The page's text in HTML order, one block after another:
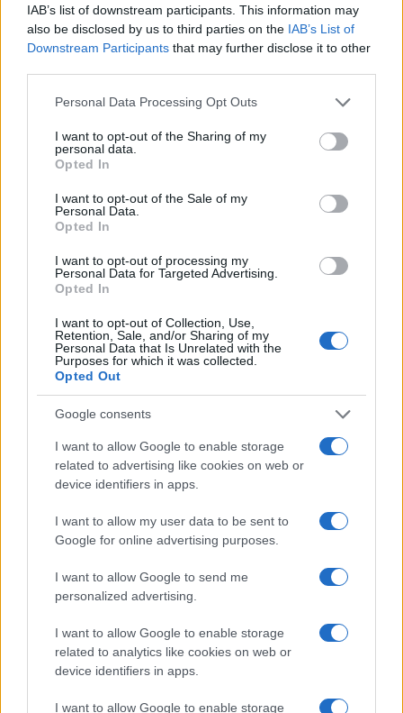
IAB’s list of downstream participants. This information may
also be disclosed by us to third parties on the IAB’s List of
Downstream Participants that may further disclose it to other
Please note that this website/app uses one or more Google
not limited to your visit or usage behaviour. You may click to
grant or deny consent to Google and its third-party tags to
use your data for below specified purposes in below Google
consent section.
Personal Data Processing Opt Outs
I want to opt-out of the Sharing of my
personal data.
Opted In
I want to opt-out of the Sale of my
Personal Data.
Opted In
I want to opt-out of processing my
Personal Data for Targeted Advertising.
Opted In
I want to opt-out of Collection, Use,
Retention, Sale, and/or Sharing of my
Personal Data that Is Unrelated with the
Purposes for which it was collected.
Opted Out
Google consents
I want to allow Google to enable storage
related to advertising like cookies on web or
device identifiers in apps.
I want to allow my user data to be sent to
Google for online advertising purposes.
I want to allow Google to send me
personalized advertising.
I want to allow Google to enable storage
related to analytics like cookies on web or
device identifiers in apps.
I want to allow Google to enable storage